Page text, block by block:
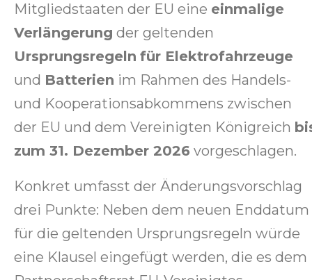
Mitgliedstaaten der EU eine einmalige
Verlängerung der geltenden
Ursprungsregeln für Elektrofahrzeuge
und Batterien im Rahmen des Handels-
und Kooperationsabkommens zwischen
der EU und dem Vereinigten Königreich
zum 31. Dezember 2026 vorgeschlagen.
Konkret umfasst der Änderungsvorschlag
drei Punkte: Neben dem neuen Enddatum
für die geltenden Ursprungsregeln würde
eine Klausel eingefügt werden, die es dem